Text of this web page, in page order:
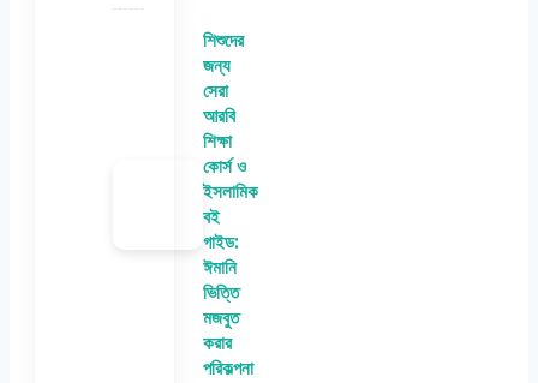
শিশুদের
জন্য
সেরা
আরবি
শিক্ষা
কোর্স ও
ইসলামিক
বই
গাইড:
ঈমানি
ভিত্তি
মজবুত
করার
পরিকল্পনা